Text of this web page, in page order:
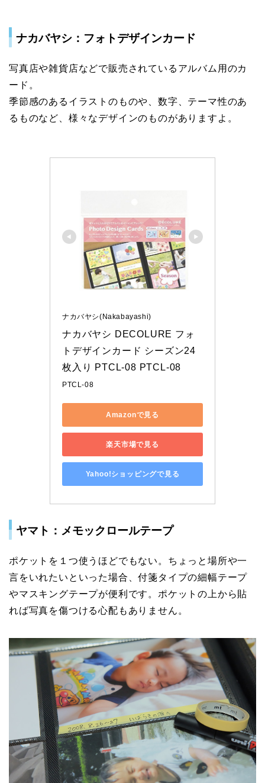
ナカバヤシ：フォトデザインカード
写真店や雑貨店などで販売されているアルバム用のカ
ード。
季節感のあるイラストのものや、数字、テーマ性のあ
るものなど、様々なデザインのものがありますよ。
ナカバヤシ(Nakabayashi)
ナカバヤシ DECOLURE フォ
トデザインカード シーズン24
枚入り PTCL-08 PTCL-08
PTCL-08
Amazonで見る
楽天市場で見る
Yahoo!ショッピングで見る
ヤマト：メモックロールテープ
ポケットを１つ使うほどでもない。ちょっと場所や一
言をいれたいといった場合、付箋タイプの細幅テープ
やマスキングテープが便利です。ポケットの上から貼
れば写真を傷つける心配もありません。